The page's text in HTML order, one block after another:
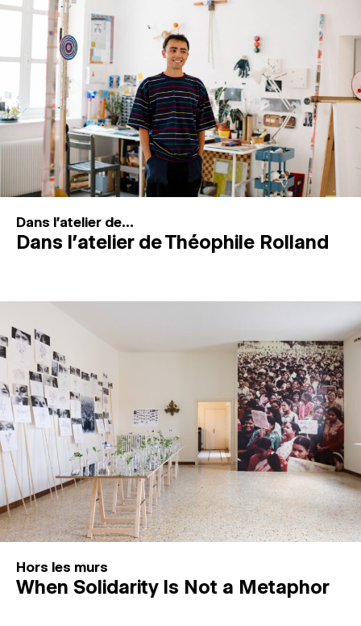
MAGAZINE
ESPACES DE PRATIQUE ARTISTIQUE ↓
Recherche
Connexion
Dans l'atelier de...
Dans l’atelier de Théophile Rolland
Hors les murs
When Solidarity Is Not a Metaphor